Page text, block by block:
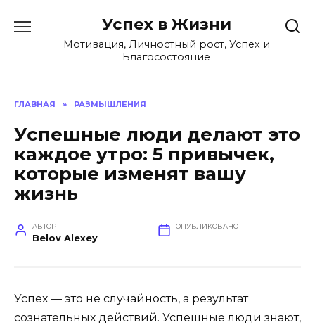
содержанию
Успех в Жизни
Мотивация, Личностный рост, Успех и
Благосостояние
ГЛАВНАЯ » РАЗМЫШЛЕНИЯ
Успешные люди делают это
каждое утро: 5 привычек,
которые изменят вашу
жизнь
АВТОР
Belov Alexey
ОПУБЛИКОВАНО
Успех — это не случайность, а результат
сознательных действий. Успешные люди знают,